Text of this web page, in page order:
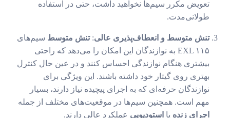
تعویض مکرر سیم‌ها نخواهید داشت، حتی در استفاده
طولانی‌مدت.
تنش متوسط و انعطاف‌پذیری عالی:تنش متوسطسیم‌های
EXL ۱۱۵ به نوازندگان این امکان را می‌دهد که راحتی
بیشتری هنگام نوازندگی احساس کنند و در عین حال کنترل
بهتری روی گیتار خود داشته باشند. این ویژگی برای
نوازندگان حرفه‌ای که به اجرای پیچیده نیاز دارند، بسیار
مهم است. همچنین سیم‌ها در موقعیت‌های مختلف از جمله
اجرای زندهیا استودیوییعملکرد عالی دارند.